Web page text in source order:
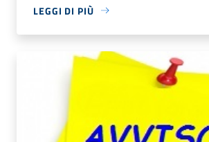
LEGGI DI PIÙ